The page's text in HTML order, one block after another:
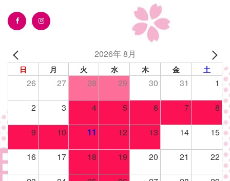
2026年 8月
日 月 火 水 木 金 土
26 27 28 29 30 31 1
2 3 4 5 6 7 8
9 10 11 12 13 14 15
16 17 18 19 20 21 22